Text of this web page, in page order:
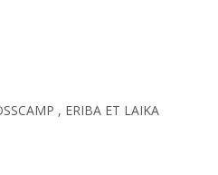
, ERIBA ET LAIKA